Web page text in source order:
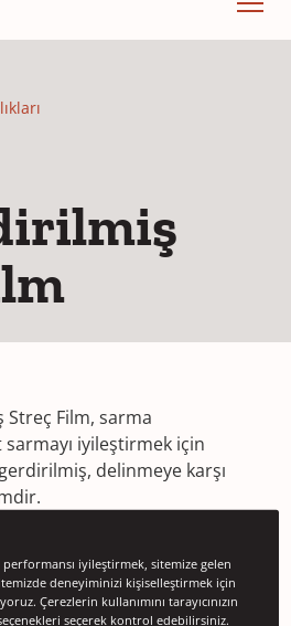
Film, sarma
sarmayı iyileştirmek için
delinmeye karşı
this application page.
iyileştirmek, sitemize gelen
deneyiminizi kişiselleştirmek için
Çerezlerin kullanımını tarayıcınızın
seçerek kontrol edebilirsiniz.